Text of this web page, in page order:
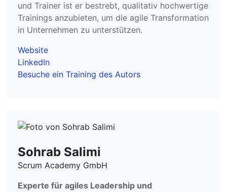
und Trainer ist er bestrebt, qualitativ hochwertige
Trainings anzubieten, um die agile Transformation
in Unternehmen zu unterstützen.
Website
LinkedIn
Besuche ein Training des Autors
Sohrab Salimi
Scrum Academy GmbH
Experte für agiles Leadership und